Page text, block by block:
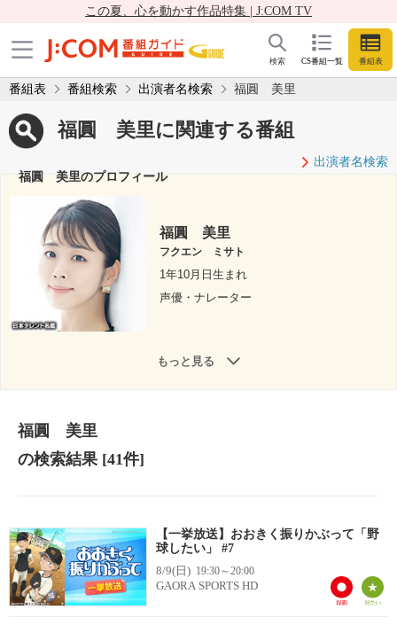
この夏、心を動かす作品特集 | J:COM TV
CS番組一覧 番組表
検索
番組表 番組検索 出演者名検索 福圓 美里
福圓 美里に関連する番組
出演者名検索
福圓 美里のプロフィール
福圓 美里
フクエン ミサト
1年10月日生まれ
声優・ナレーター
もっと見る
福圓 美里
の検索結果[41件]
【一挙放送】おおきく振りかぶって「野
球したい」 #7
8/9(日) 19:30～20:00
GAORA SPORTS HD